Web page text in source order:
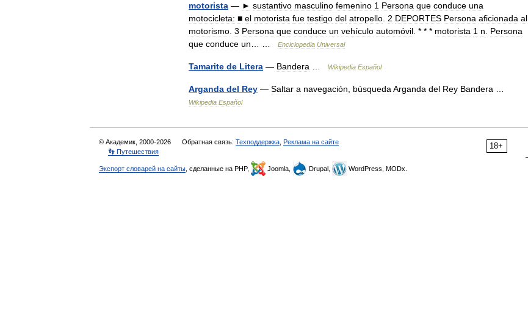
motorista — ► sustantivo masculino femenino 1 Persona que conduce una
motocicleta: ■ el motorista fue testigo del atropello 2 DEPORTES Persona aficionada al
motorismo 3 Persona que conduce un vehículo automóvil . * * * motorista 1 n
Persona
que conduce un Enciclopedia Universal
Tamarite de Litera — Bandera Wikipedia Español
Arganda del Rey — Saltar a navegación búsqueda Arganda del Rey Bandera
Wikipedia Español
18+
© Академик, 2000-2026 Обратная связь: Техподдержка Реклама на сайте
👣 Путешествия
Экспорт словарей на сайты , сделанные на PHP, Joomla, Drupal, WordPress, MODx.